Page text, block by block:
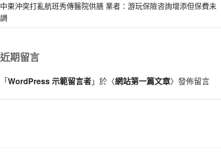
中東沖突打亂航班秀傳醫院供膳 業者：游玩保險咨詢增添但保費未
調
近期留言
「WordPress 示範留言者」於〈網站第一篇文章〉發佈留言